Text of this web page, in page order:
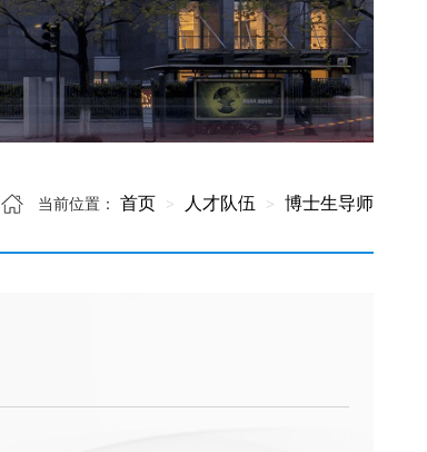
当前位置： 首页 人才队伍 博士生导师